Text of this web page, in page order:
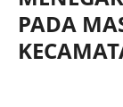
PADA